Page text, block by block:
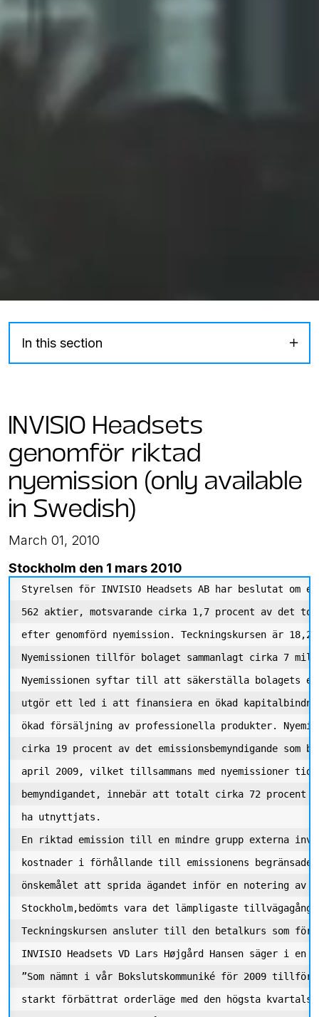
In this section
INVISIO Headsets
genomför riktad
nyemission (only available
in Swedish)
March 01, 2010
Stockholm den 1 mars 2010
Styrelsen för INVISIO Headsets AB har beslutat om
562 aktier, motsvarande cirka 1,7 procent av det
efter genomförd nyemission. Teckningskursen är
Nyemissionen tillför bolaget sammanlagt cirka 7
Nyemissionen syftar till att säkerställa bolagets
utgör ett led i att finansiera en ökad
ökad försäljning av professionella produkter.
cirka 19 procent av det emissionsbemyndigande som
april 2009, vilket tillsammans med nyemissioner
bemyndigandet, innebär att totalt cirka 72 procent av
ha utnyttjats.
En riktad emission till en mindre grupp externa
kostnader i förhållande till emissionens
önskemålet att sprida ägandet inför en notering av
Stockholm,bedömts vara det lämpligaste
Teckningskursen ansluter till den betalkurs som
INVISIO Headsets VD Lars Højgård Hansen säger i en
”Som nämnt i vår Bokslutskommuniké för 2009
starkt förbättrat orderläge med den högsta